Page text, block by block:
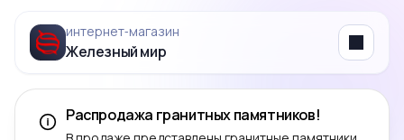
интернет‑магазин
Железный мир Menu
Распродажа гранитных памятников!